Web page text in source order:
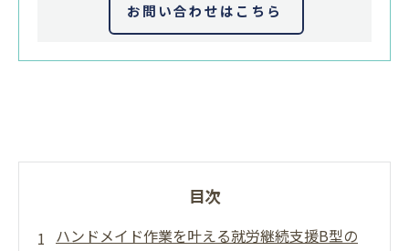
お問い合わせはこちら
目次
ハンドメイド作業を叶える就労継続支援B型の